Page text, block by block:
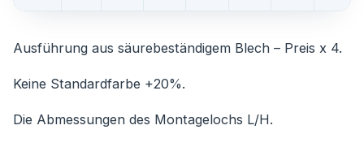
Ausführung aus säurebeständigem Blech – Preis x 4.
Keine Standardfarbe +20%.
Die Abmessungen des Montagelochs L/H.